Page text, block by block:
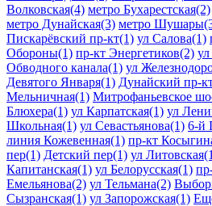
Волковская(4) метро Бухарестская(2)
метро Дунайская(3) метро
Пискарёвский пр-кт(1) ул Салова(1)
Обороны(1) пр-кт Энергетиков(2)
Обводного канала(1) ул
Девятого Января(1) Дунайский пр-
Мельничная(1) Митрофаньевское
Блюхера(1) ул Карпатская(1) ул
Школьная(1) ул Севастьянова(1) 6-й
линия Кожевенная(1) пр-кт
пер(1) Детский пер(1) ул
Капитанская(1) ул Белорусская(1)
Емельянова(2) ул Тельмана(2)
Сызранская(1) ул Запорожская(1)